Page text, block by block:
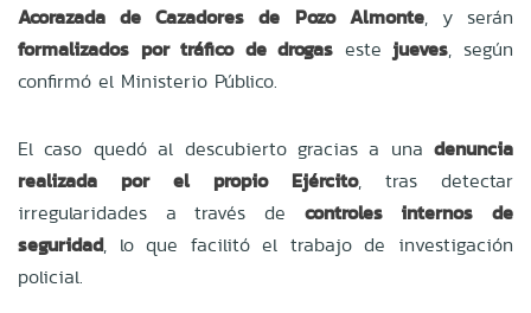
Acorazada de Cazadores de Pozo Almonte, y serán
formalizados por tráfico de drogas este jueves, según
confirmó el Ministerio Público.
El caso quedó al descubierto gracias a una denuncia
realizada por el propio Ejército, tras detectar
irregularidades a través de controles internos de
seguridad, lo que facilitó el trabajo de investigación
policial.